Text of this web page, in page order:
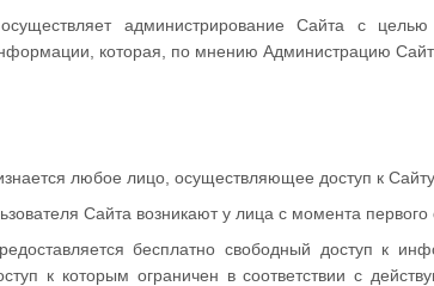
администрирование Сайта с
которая, по мнению Администрацию
любое лицо, осуществляющее доступ к
Сайта возникают у лица с момента
бесплатно свободный доступ к
к которым ограничен в соответствии с